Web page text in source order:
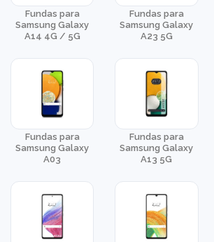
Fundas para
Samsung Galaxy
A14 4G / 5G
Fundas para
Samsung Galaxy
A23 5G
Fundas para
Samsung Galaxy
A03
Fundas para
Samsung Galaxy
A13 5G